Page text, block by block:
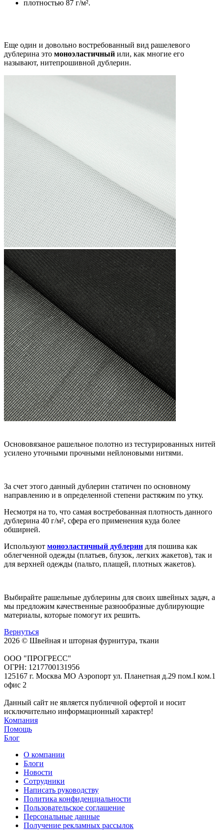
плотностью 87 г/м².
Еще один и довольно востребованный вид рашелевого
дублерина это моноэластичный или, как многие его
называют, нитепрошивной дублерин.
Основовязаное рашельное полотно из тестурированных нитей
усилено уточными прочными нейлоновыми нитями.
За счет этого данный дублерин статичен по основному
направлению и в определенной степени растяжим по утку.
Несмотря на то, что самая востребованная плотность данного
дублерина 40 г/м², сфера его применения куда более
обширней.
Используют моноэластичный дублерин для пошива как
облегченной одежды (платьев, блузок, легких жакетов), так и
для верхней одежды (пальто, плащей, плотных жакетов).
Выбирайте рашельные дублерины для своих швейных задач, а
мы предложим качественные разнообразные дублирующие
материалы, которые помогут их решить.
Вернуться
2026 © Швейная и шторная фурнитура, ткани
ООО "ПРОГРЕСС"
ОГРН: 1217700131956
125167 г. Москва МО Аэропорт ул. Планетная д.29 пом.I ком.1
офис 2
Данный сайт не является публичной офертой и носит
исключительно информационный характер!
Компания
Помощь
Блог
О компании
Блоги
Новости
Сотрудники
Написать руководству
Политика конфиденциальности
Пользовательское соглашение
Персональные данные
Получение рекламных рассылок